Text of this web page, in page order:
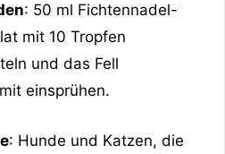
: 50 ml Fichtennadel-
mit 10 Tropfen
und das Fell
einsprühen.
: Hunde und Katzen, die